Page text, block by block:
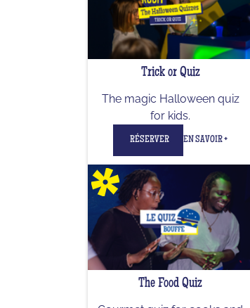
Trick or Quiz
The magic Halloween quiz
for kids.
RÉSERVER EN SAVOIR +
The Food Quiz